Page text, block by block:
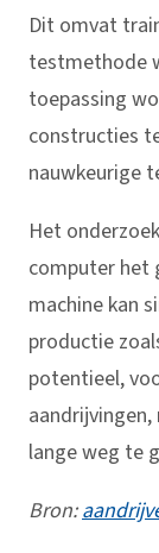
Dit omvat
testmethode
toepassing
constructies
nauwkeurige
Het
computer het
machine kan
productie
potentieel,
lange weg te
Bron: